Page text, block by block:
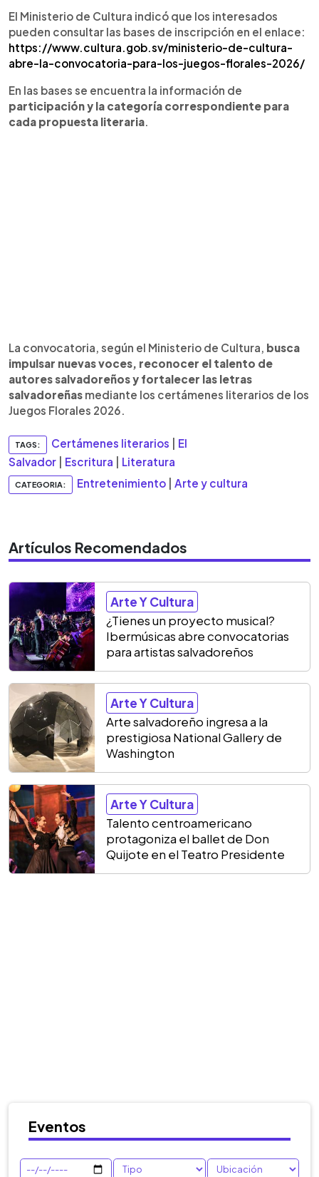
El Ministerio de Cultura indicó que los interesados
pueden consultar las bases de inscripción en el enlace:
https://www.cultura.gob.sv/ministerio-de-cultura-
abre-la-convocatoria-para-los-juegos-florales-2026/
En las bases se encuentra la información de
participación y la categoría correspondiente para
cada propuesta literaria.
La convocatoria, según el Ministerio de Cultura, busca
impulsar nuevas voces, reconocer el talento de
autores salvadoreños y fortalecer las letras
salvadoreñas mediante los certámenes literarios de los
Juegos Florales 2026.
TAGS: Certámenes literarios
El
Salvador
Escritura Literatura
CATEGORIA: Entretenimiento Arte y cultura
Artículos Recomendados
Arte Y Cultura
¿Tienes un proyecto musical?
Ibermúsicas abre convocatorias
para artistas salvadoreños
Arte Y Cultura
Arte salvadoreño ingresa a la
prestigiosa National Gallery de
Washington
Arte Y Cultura
Talento centroamericano
protagoniza el ballet de Don
Quijote en el Teatro Presidente
Eventos